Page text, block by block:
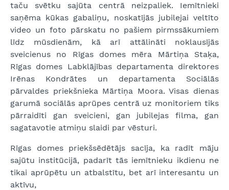
taču svētku sajūta centrā neizpaliek. Iemītnieki
saņēma kūkas gabaliņu, noskatījās jubilejai veltīto
video un foto pārskatu no pašiem pirmssākumiem
līdz mūsdienām, kā arī attālināti noklausījās
sveicienus no Rīgas domes mēra Mārtiņa Staķa,
Rīgas domes Labklājības departamenta direktores
Irēnas Kondrātes un departamenta Sociālās
pārvaldes priekšnieka Mārtiņa Moora. Visas dienas
garumā sociālās aprūpes centrā uz monitoriem tiks
pārraidīti gan sveicieni, gan jubilejas filma, gan
sagatavotie atmiņu slaidi par vēsturi.
Rīgas domes priekšsēdētājs sacīja, ka radīt māju
sajūtu institūcijā, padarīt tās iemītnieku ikdienu ne
tikai aprūpētu un atbalstītu, bet arī interesantu un
aktīvu,